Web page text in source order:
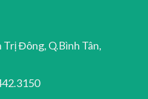
Trị Đông, Q.Bình Tân,